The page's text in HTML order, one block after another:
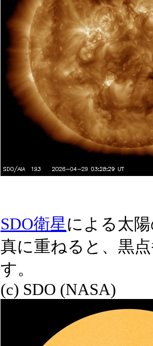
SDO衛星による太
真に重ねると、黒
す。
(c) SDO (NASA)